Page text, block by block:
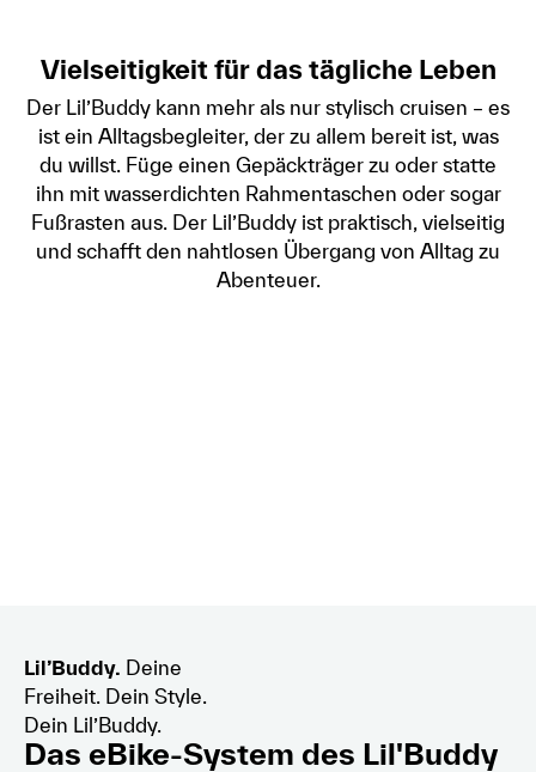
Vielseitigkeit für das tägliche Leben
Der Lil’Buddy kann mehr als nur stylisch cruisen – es
ist ein Alltagsbegleiter, der zu allem bereit ist, was
du willst. Füge einen Gepäckträger zu oder statte
ihn mit wasserdichten Rahmentaschen oder sogar
Fußrasten aus. Der Lil’Buddy ist praktisch, vielseitig
und schafft den nahtlosen Übergang von Alltag zu
Abenteuer.
Lil’Buddy. Deine
Freiheit. Dein Style.
Dein Lil’Buddy.
Das eBike-System des Lil'Buddy